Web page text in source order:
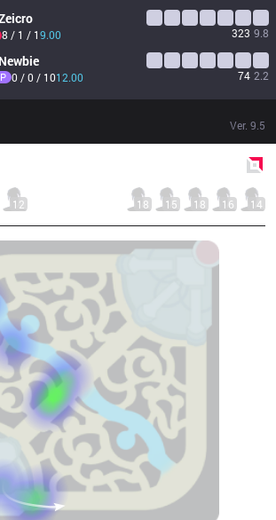
8 / 1 / 19.00 323 9.8
Newbie
0 / 0 / 1012.00 74 2.2
Ver. 9.5
12 18 15 18 16 14